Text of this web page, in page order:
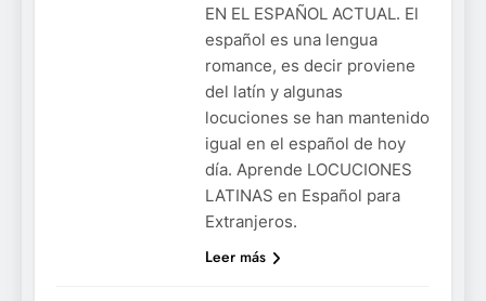
EN EL ESPAÑOL ACTUAL. El
español es una lengua
romance, es decir proviene
del latín y algunas
locuciones se han mantenido
igual en el español de hoy
día. Aprende LOCUCIONES
LATINAS en Español para
Extranjeros.
Leer más